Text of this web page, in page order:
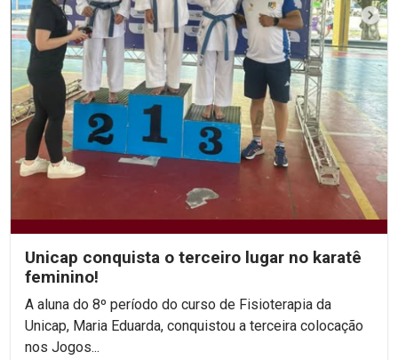
Unicap conquista o terceiro lugar no karatê
feminino!
A aluna do 8º período do curso de Fisioterapia da
Unicap, Maria Eduarda, conquistou a terceira colocação
nos Jogos...